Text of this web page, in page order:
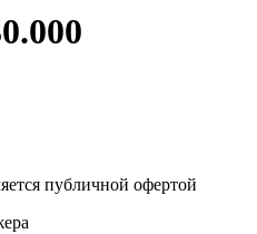
публичной офертой